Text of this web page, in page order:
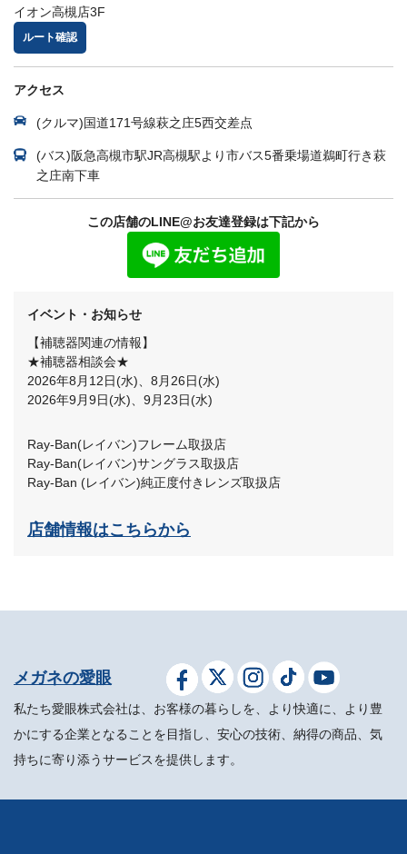
イオン高槻店3F
ルート確認
アクセス
(クルマ)国道171号線萩之庄5西交差点
(バス)阪急高槻市駅JR高槻駅より市バス5番乗場道鵜町行き萩
之庄南下車
この店舗のLINE@お友達登録は下記から
イベント・お知らせ
【補聴器関連の情報】
★補聴器相談会★
2026年8月12日(水)、8月26日(水)
2026年9月9日(水)、9月23日(水)
Ray-Ban(レイバン)フレーム取扱店
Ray-Ban(レイバン)サングラス取扱店
Ray-Ban (レイバン)純正度付きレンズ取扱店
店舗情報はこちらから
メガネの愛眼
私たち愛眼株式会社は、お客様の暮らしを、より快適に、より豊
かにする企業となることを目指し、安心の技術、納得の商品、気
持ちに寄り添うサービスを提供します。